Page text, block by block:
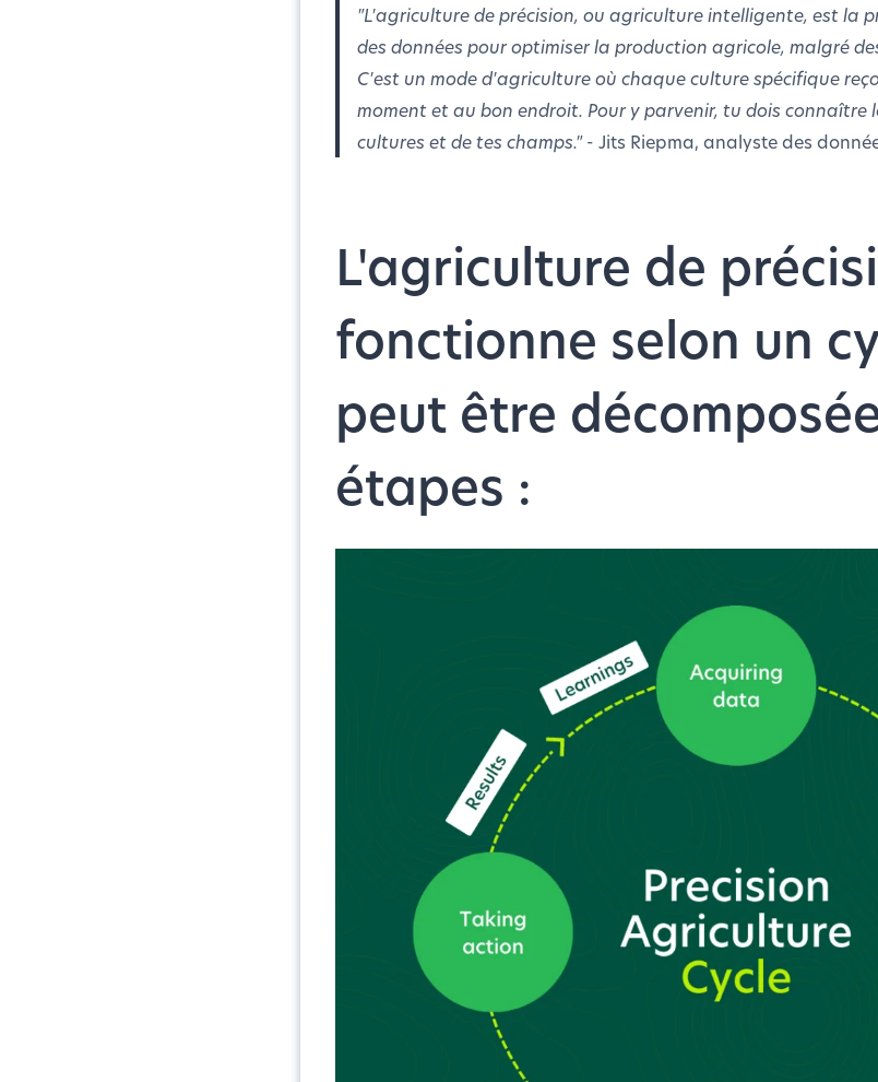
"L'agriculture de précision, ou agriculture intelligente, est la
des données pour optimiser la production agricole, malgré
C'est un mode d'agriculture où chaque culture spécifique
moment et au bon endroit. Pour y parvenir, tu dois connaître
cultures et de tes champs."- Jits Riepma, analyste des
L'agriculture de
fonctionne selon un
peut être
étapes :